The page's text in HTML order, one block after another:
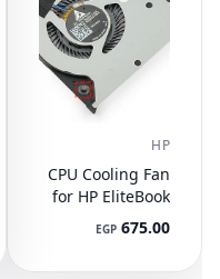
HP
CPU Cooling Fan
for HP EliteBook
745 G3 G4, 840
G3 G4, 848 G3
675.00
EGP